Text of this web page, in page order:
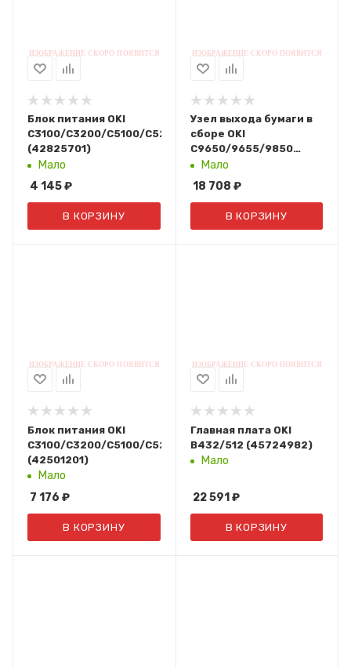
Блок питания OKI
C3100/C3200/C5100/C5200/C5300/C5250/C5400/
(42825701)
Мало
4 145₽
В КОРЗИНУ
Узел выхода бумаги в
сборе OKI
C9650/9655/9850
(42757103)
Мало
18 708 ₽
В КОРЗИНУ
Блок питания OKI
C3100/C3200/C5100/C5200/C5300/C5250/C5400/
(42501201)
Мало
7 176 ₽
В КОРЗИНУ
Главная плата OKI
B432/512 (45724982)
Мало
22 591 ₽
В КОРЗИНУ